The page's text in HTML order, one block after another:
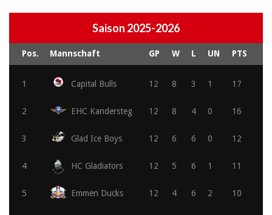
Saison 2025-2026
Pos. Mannschaft GP W L UN PTS
1 Capital Bulls 12 8 3 1 17
2 EHC Kandersteg 12 8 4 0 16
3 Glad Ice Boys 12 6 6 0 12
4 HC Gladiators 12 5 6 1 11
5 Emmen Ducks 12 4 6 2 10